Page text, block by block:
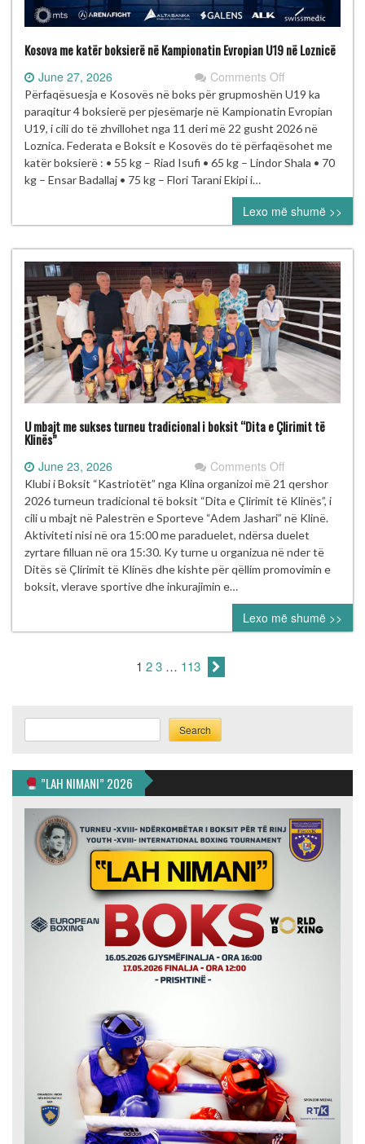
Kosova me katër boksierë në Kampionatin Evropian U19 në Loznicë
June 27, 2026 Comments Offon
Kosova
me
katër
boksierë
në
Evropian
U19
në
Loznicë
Përfaqësuesja e Kosovës në boks për grupmoshën U19 ka
paraqitur 4 boksierë per pjesëmarje në Kampionatin Evropian
U19, i cili do të zhvillohet nga 11 deri më 22 gusht 2026 në
Loznica. Federata e Boksit e Kosovës do të përfaqësohet me
katër boksierë : • 55 kg – Riad Isufi • 65 kg – Lindor Shala • 70
kg – Ensar Badallaj • 75 kg – Flori Tarani Ekipi i…
Lexo më shumë >>
U mbajt me sukses turneu tradicional i boksit “Dita e Çlirimit të
Klinës”
June 23, 2026 Comments Offon
U
mbajt
me
sukses
turneu
tradicional
boksit
“Dita
e
Klubi i Boksit “Kastriotët” nga Klina organizoi më 21 qershor
2026 turneun tradicional të boksit “Dita e Çlirimit të Klinës”, i
cili u mbajt në Palestrën e Sporteve “Adem Jashari” në Klinë.
Aktiviteti nisi në ora 15:00 me paraduelet, ndërsa duelet
zyrtare filluan në ora 15:30. Ky turne u organizua në nder të
Ditës së Çlirimit të Klinës dhe kishte për qëllim promovimin e
boksit, vlerave sportive dhe inkurajimin e…
Lexo më shumë >>
1 23 … 113
Search Search
”LAH NIMANI” 2026